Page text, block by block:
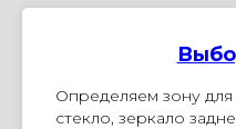
Определяем зону
стекло, зеркало